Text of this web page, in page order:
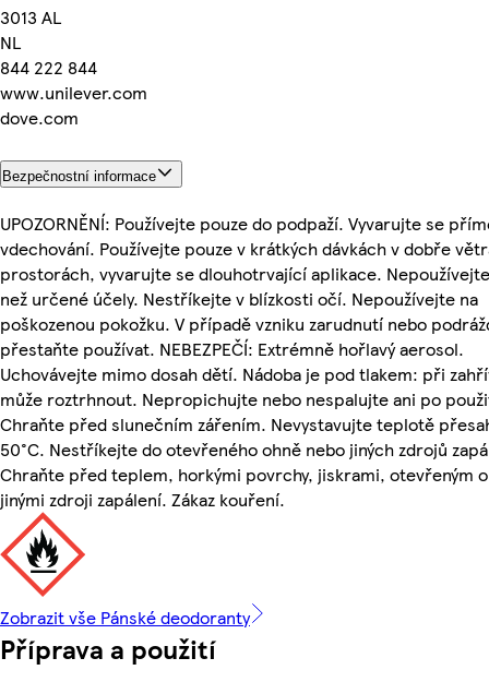
3013 AL
NL
844 222 844
www.unilever.com
dove.com
Bezpečnostní informace
UPOZORNĚNÍ: Používejte pouze do podpaží. Vyvarujte se
vdechování. Používejte pouze v krátkých dávkách v dobře
prostorách, vyvarujte se dlouhotrvající aplikace.
než určené účely. Nestříkejte v blízkosti očí. Nepoužívejte na
poškozenou pokožku. V případě vzniku zarudnutí nebo
přestaňte používat. NEBEZPEČÍ: Extrémně hořlavý aerosol.
Uchovávejte mimo dosah dětí. Nádoba je pod tlakem: při
může roztrhnout. Nepropichujte nebo nespalujte ani po
Chraňte před slunečním zářením. Nevystavujte teplotě
50°C. Nestříkejte do otevřeného ohně nebo jiných zdrojů
Chraňte před teplem, horkými povrchy, jiskrami, otevřeným
jinými zdroji zapálení. Zákaz kouření.
Zobrazit vše Pánské deodoranty
Příprava a použití